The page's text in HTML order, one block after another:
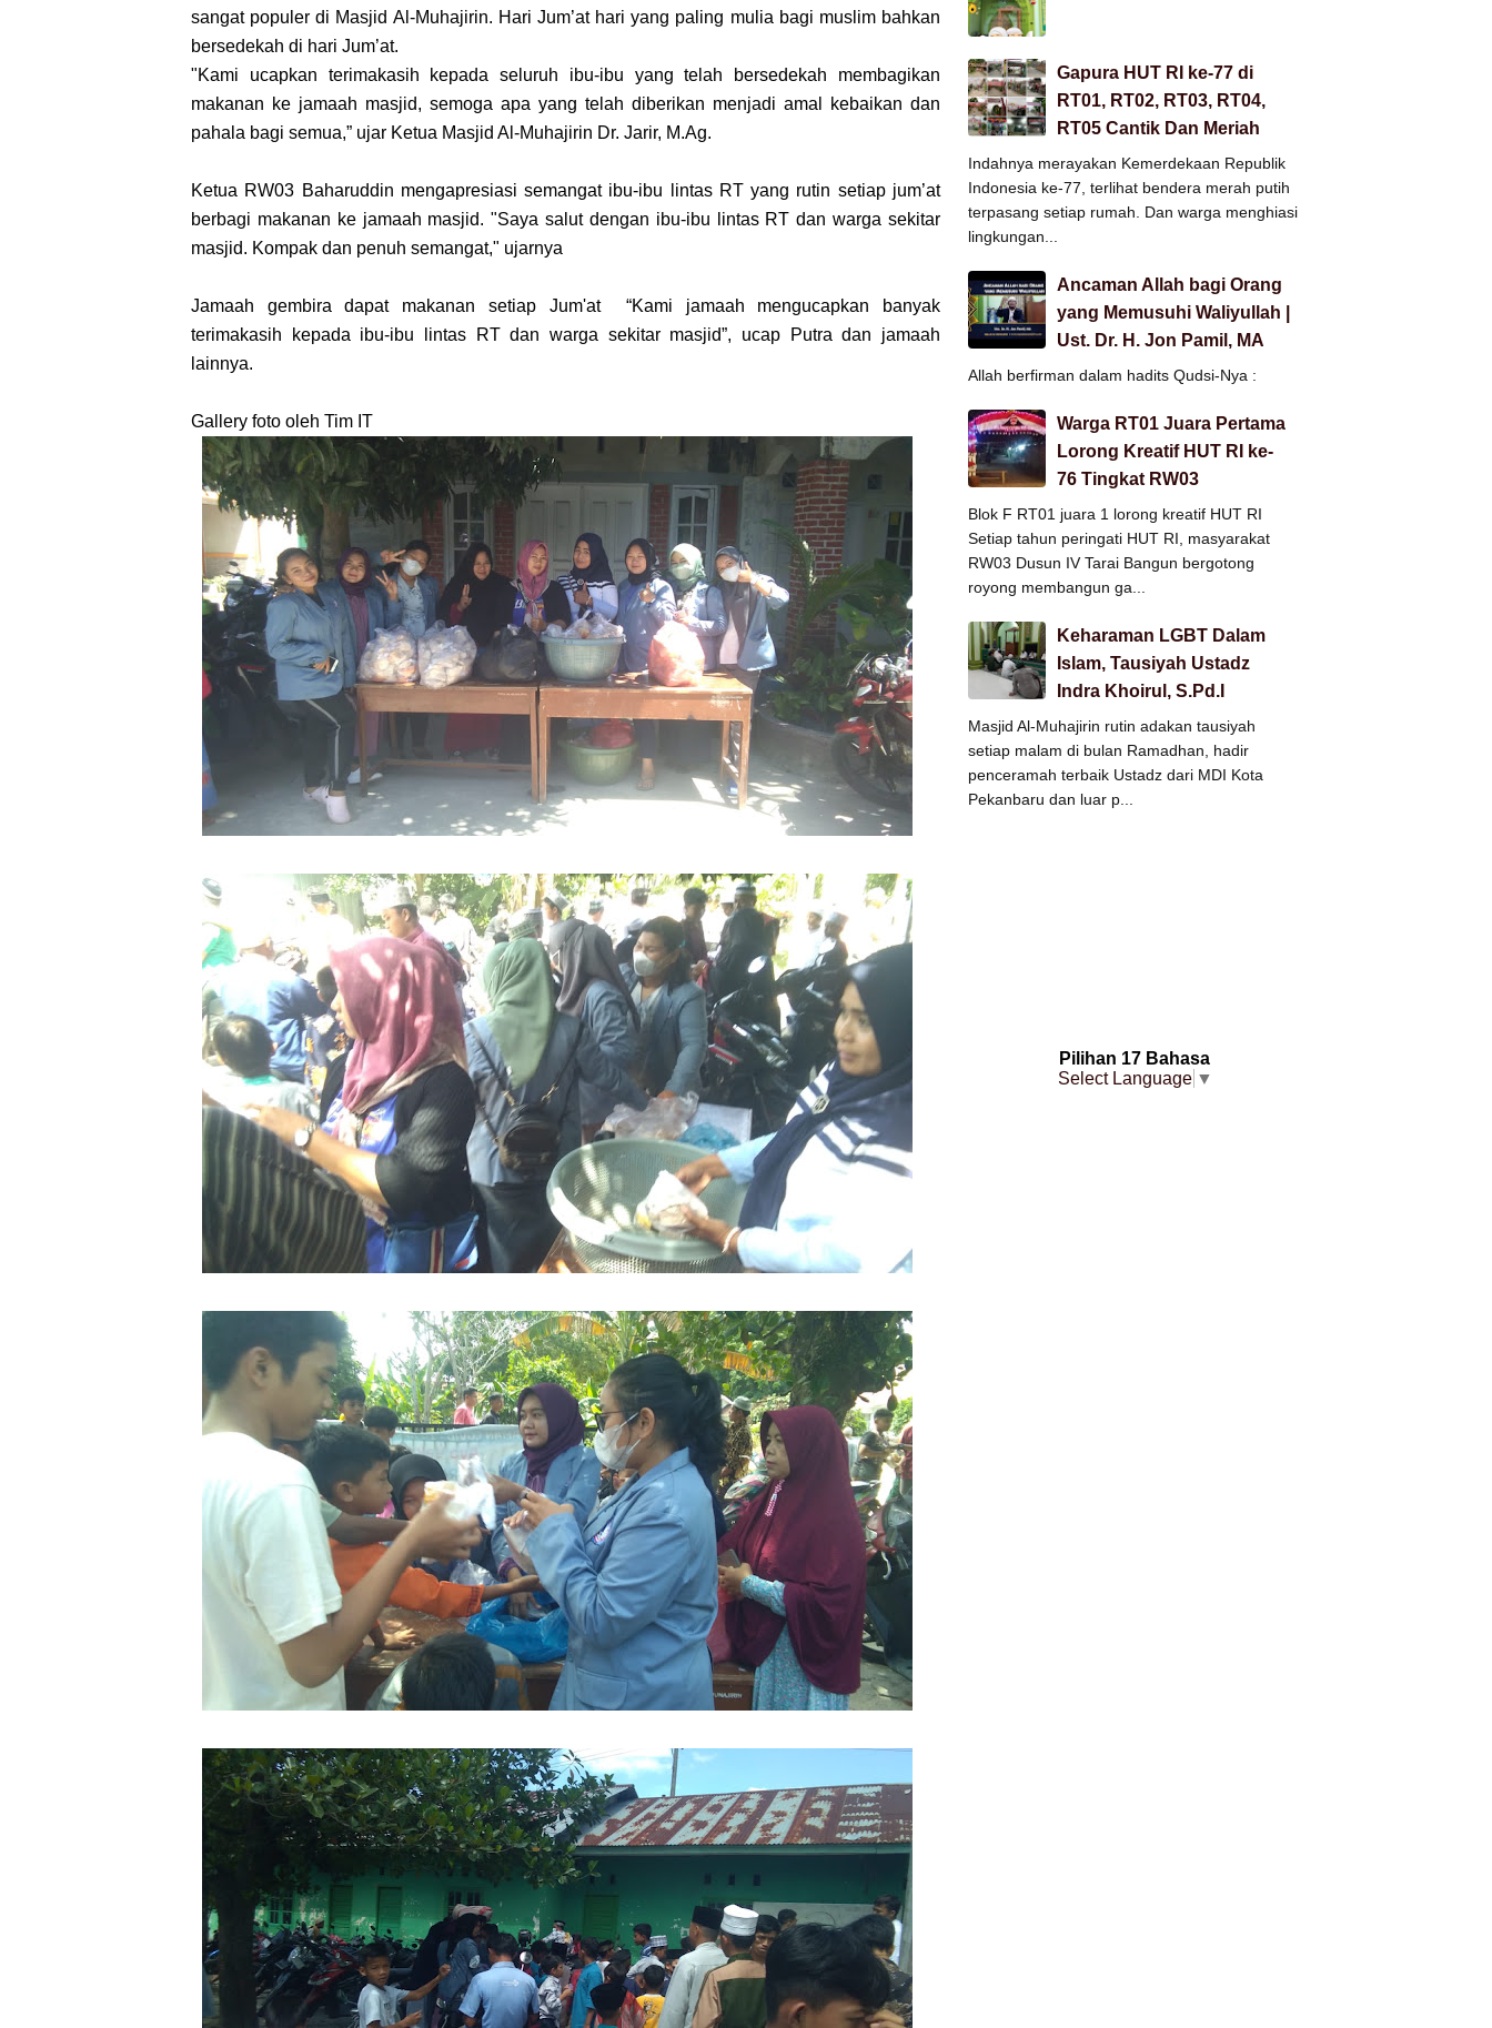
sangat populer di Masjid Al-Muhajirin. Hari Jum’at hari yang paling mulia bagi muslim bahkan
bersedekah di hari Jum’at.
"Kami ucapkan terimakasih kepada seluruh ibu-ibu yang telah bersedekah membagikan
makanan ke jamaah masjid, semoga apa yang telah diberikan menjadi amal kebaikan dan
pahala bagi semua,” ujar Ketua Masjid Al-Muhajirin Dr. Jarir, M.Ag.
Ketua RW03 Baharuddin mengapresiasi semangat ibu-ibu lintas RT yang rutin setiap jum’at
berbagi makanan ke jamaah masjid. "Saya salut dengan ibu-ibu lintas RT dan warga sekitar
masjid. Kompak dan penuh semangat," ujarnya
Jamaah gembira dapat makanan setiap Jum'at “Kami jamaah mengucapkan banyak
terimakasih kepada ibu-ibu lintas RT dan warga sekitar masjid”, ucap Putra dan jamaah
lainnya.
Gallery foto oleh Tim IT
Gapura HUT RI ke-77 di
RT01, RT02, RT03, RT04,
RT05 Cantik Dan Meriah
Indahnya merayakan Kemerdekaan Republik
Indonesia ke-77, terlihat bendera merah putih
terpasang setiap rumah. Dan warga menghiasi
lingkungan...
Ancaman Allah bagi Orang
yang Memusuhi Waliyullah |
Ust. Dr. H. Jon Pamil, MA
Allah berfirman dalam hadits Qudsi-Nya :
Warga RT01 Juara Pertama
Lorong Kreatif HUT RI ke-
76 Tingkat RW03
Blok F RT01 juara 1 lorong kreatif HUT RI
Setiap tahun peringati HUT RI, masyarakat
RW03 Dusun IV Tarai Bangun bergotong
royong membangun ga...
Keharaman LGBT Dalam
Islam, Tausiyah Ustadz
Indra Khoirul, S.Pd.I
Masjid Al-Muhajirin rutin adakan tausiyah
setiap malam di bulan Ramadhan, hadir
penceramah terbaik Ustadz dari MDI Kota
Pekanbaru dan luar p...
Pilihan 17 Bahasa
Select Language ▼